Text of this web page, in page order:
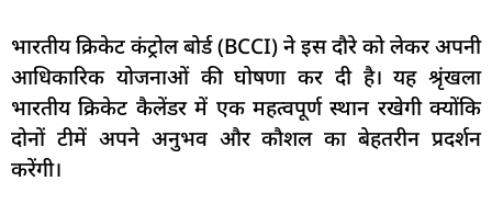
भारतीय क्रिकेट कंट्रोल बोर्ड (BCCI) ने इस दौरे को लेकर अपनी
आधिकारिक योजनाओं की घोषणा कर दी है। यह श्रृंखला
भारतीय क्रिकेट कैलेंडर में एक महत्वपूर्ण स्थान रखेगी क्योंकि
दोनों टीमें अपने अनुभव और कौशल का बेहतरीन प्रदर्शन
करेंगी।